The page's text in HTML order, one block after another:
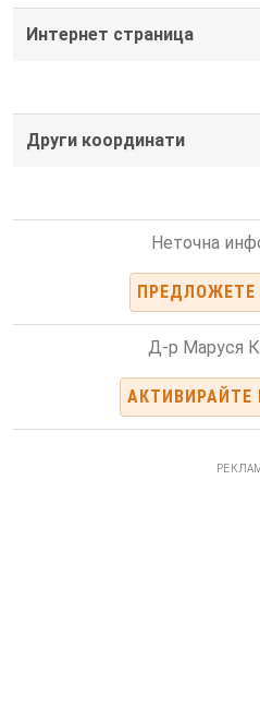
Интернет страница
Други координати
Неточна
ПРЕДЛОЖЕТЕ
Д-р Маруся
АКТИВИРАЙТЕ